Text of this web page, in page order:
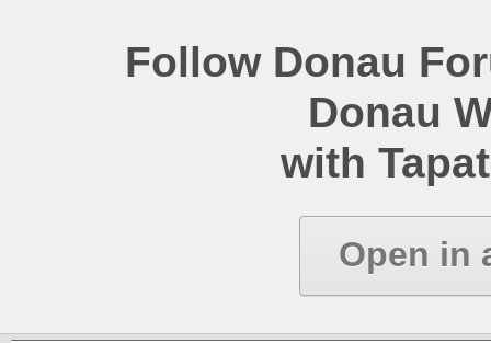
Follow Donau
Donau
with
Open in